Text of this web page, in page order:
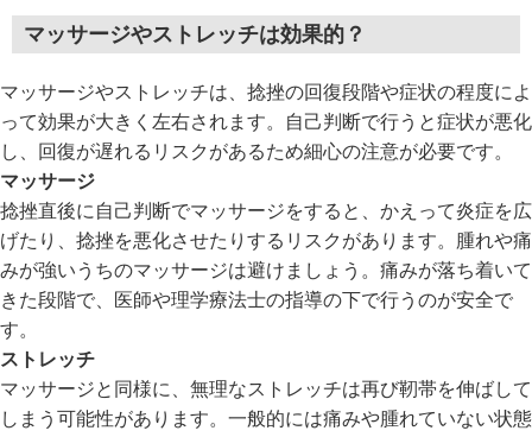
マッサージやストレッチは効果的？
マッサージやストレッチは、捻挫の回復段階や症状の程度によ
って効果が大きく左右されます。自己判断で行うと症状が悪化
し、回復が遅れるリスクがあるため細心の注意が必要です。
マッサージ
捻挫直後に自己判断でマッサージをすると、かえって炎症を広
げたり、捻挫を悪化させたりするリスクがあります。腫れや痛
みが強いうちのマッサージは避けましょう。痛みが落ち着いて
きた段階で、医師や理学療法士の指導の下で行うのが安全で
す。
ストレッチ
マッサージと同様に、無理なストレッチは再び靭帯を伸ばして
しまう可能性があります。一般的には痛みや腫れていない状態